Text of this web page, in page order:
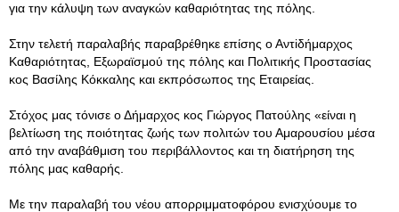
για την κάλυψη των αναγκών καθαριότητας της πόλης.
Στην τελετή παραλαβής παραβρέθηκε επίσης ο Αντiδήμαρχος
Καθαριότητας, Εξωραϊσμού της πόλης και Πολιτικής Προστασίας
κος Βασίλης Κόκκαλης και εκπρόσωπος της Εταιρείας.
Στόχος μας τόνισε ο Δήμαρχος κος Γιώργος Πατούλης «είναι η
βελτίωση της ποιότητας ζωής των πολιτών του Αμαρουσίου μέσα
από την αναβάθμιση του περιβάλλοντος και τη διατήρηση της
πόλης μας καθαρής.
Με την παραλαβή του νέου απορριμματοφόρου ενισχύουμε το